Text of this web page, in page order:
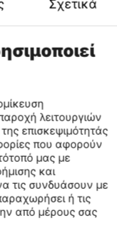
floral print.
back. The glossy
stylish details.
a fabric patented
and
plastics
choice to
being of the
any other intense
Σχετικά
λειτουργιών
επισκεψιμότητάς
που αφορούν
μας με
και
τις συνδυάσουν με
ή τις
από μέρους σας